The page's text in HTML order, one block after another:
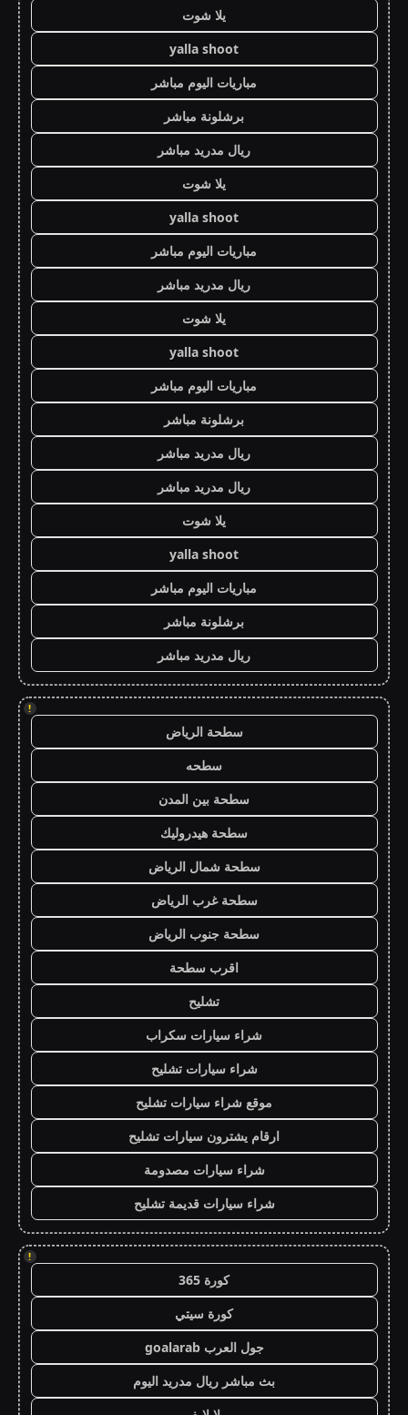
يلا شوت
yalla shoot
مباريات اليوم مباشر
برشلونة مباشر
ريال مدريد مباشر
يلا شوت
yalla shoot
مباريات اليوم مباشر
ريال مدريد مباشر
يلا شوت
yalla shoot
مباريات اليوم مباشر
برشلونة مباشر
ريال مدريد مباشر
ريال مدريد مباشر
يلا شوت
yalla shoot
مباريات اليوم مباشر
برشلونة مباشر
ريال مدريد مباشر
!
سطحة الرياض
سطحه
سطحة بين المدن
سطحة هيدروليك
سطحة شمال الرياض
سطحة غرب الرياض
سطحة جنوب الرياض
اقرب سطحة
تشليح
شراء سيارات سكراب
شراء سيارات تشليح
موقع شراء سيارات تشليح
ارقام يشترون سيارات تشليح
شراء سيارات مصدومة
شراء سيارات قديمة تشليح
!
كورة 365
كورة سيتي
جول العرب goalarab
بث مباشر ريال مدريد اليوم